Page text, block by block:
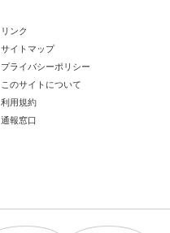
リンク
サイトマップ
プライバシーポリシー
このサイトについて
利用規約
通報窓口